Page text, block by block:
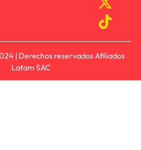
| Derechos reservados Afiliados
Latam SAC